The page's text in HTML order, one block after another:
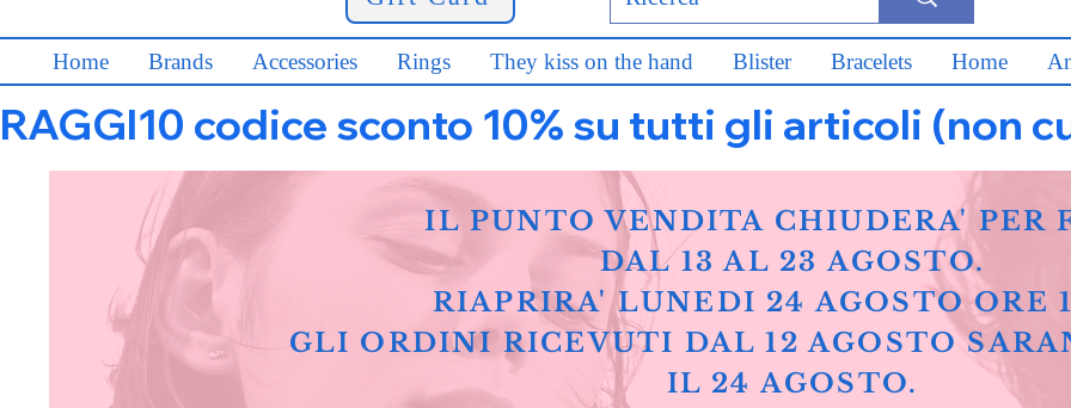
Home Brands Accessories Rings They kiss on the hand Blister Bracelets Home
RAGGI10 codice sconto 10% su tutti gli articoli (non
IL PUNTO VENDITA CHIUDERA' PER
DAL 13 AL 23 AGOSTO.
RIAPRIRA' LUNEDI 24 AGOSTO ORE
GLI ORDINI RICEVUTI DAL 12 AGOSTO
IL 24 AGOSTO.